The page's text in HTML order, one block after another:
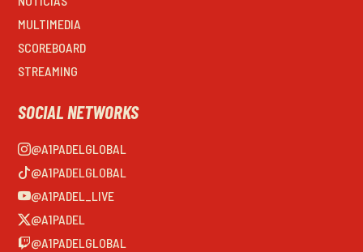
MULTIMEDIA
SCOREBOARD
STREAMING
SOCIAL NETWORKS
@A1PADELGLOBAL
@A1PADELGLOBAL
@A1PADEL_LIVE
@A1PADEL
@A1PADELGLOBAL